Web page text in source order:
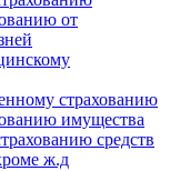
от
страхованию
имущества
средств
ж.д